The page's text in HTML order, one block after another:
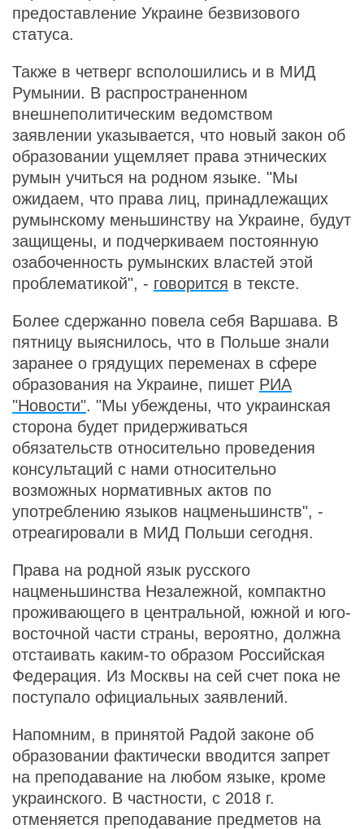
предоставление Украине безвизового
статуса.
Также в четверг всполошились и в МИД
Румынии. В распространенном
внешнеполитическим ведомством
заявлении указывается, что новый закон об
образовании ущемляет права этнических
румын учиться на родном языке. "Мы
ожидаем, что права лиц, принадлежащих
румынскому меньшинству на Украине, будут
защищены, и подчеркиваем постоянную
озабоченность румынских властей этой
проблематикой", - говорится в тексте.
Более сдержанно повела себя Варшава. В
пятницу выяснилось, что в Польше знали
заранее о грядущих переменах в сфере
образования на Украине, пишет РИА
"Новости". "Мы убеждены, что украинская
сторона будет придерживаться
обязательств относительно проведения
консультаций с нами относительно
возможных нормативных актов по
употреблению языков нацменьшинств", -
отреагировали в МИД Польши сегодня.
Права на родной язык русского
нацменьшинства Незалежной, компактно
проживающего в центральной, южной и юго-
восточной части страны, вероятно, должна
отстаивать каким-то образом Российская
Федерация. Из Москвы на сей счет пока не
поступало официальных заявлений.
Напомним, в принятой Радой законе об
образовании фактически вводится запрет
на преподавание на любом языке, кроме
украинского. В частности, с 2018 г.
отменяется преподавание предметов на